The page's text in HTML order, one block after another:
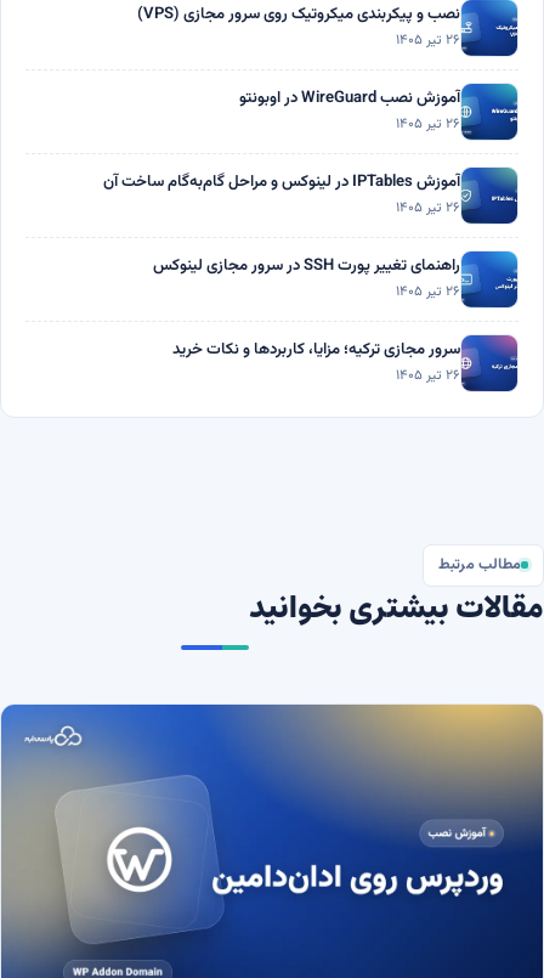
نصب و پیکربندی میکروتیک روی سرور مجازی (VPS)
۲۶ تیر ۱۴۰۵
آموزش نصب WireGuard در اوبونتو
۲۶ تیر ۱۴۰۵
آموزش IPTables در لینوکس و مراحل گام‌به‌گام ساخت آن
۲۶ تیر ۱۴۰۵
راهنمای تغییر پورت SSH در سرور مجازی لینوکس
۲۶ تیر ۱۴۰۵
سرور مجازی ترکیه؛ مزایا، کاربردها و نکات خرید
۲۶ تیر ۱۴۰۵
مطالب مرتبط
مقالات بیشتری بخوانید